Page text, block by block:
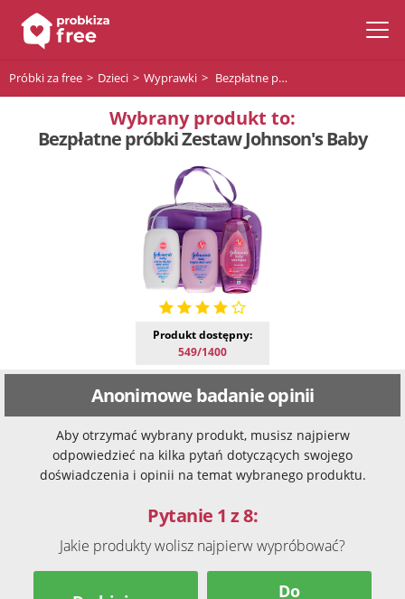
Próbki za free Dzieci Wyprawki Bezpłatne próbki Zestaw Johnson's Baby
Wybrany produkt to:
Bezpłatne próbki Zestaw Johnson's Baby
Produkt dostępny:
549/1400
Anonimowe badanie opinii
Aby otrzymać wybrany produkt, musisz najpierw
odpowiedzieć na kilka pytań dotyczących swojego
doświadczenia i opinii na temat wybranego produktu.
Pytanie 1 z 8:
Jakie produkty wolisz najpierw wypróbować?
Do